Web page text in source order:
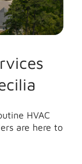
HVAC
are here to